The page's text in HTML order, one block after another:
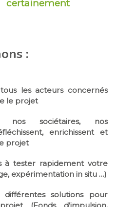
:
les acteurs concernés
le projet
nos sociétaires, nos
enrichissent et
projet
à tester rapidement votre
expérimentation in situ …)
différentes solutions pour
(Fonds d’impulsion,